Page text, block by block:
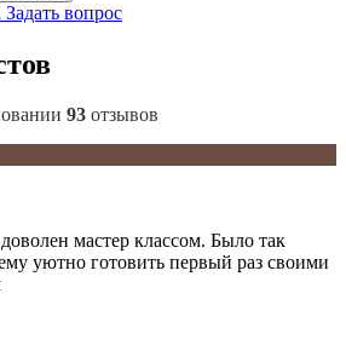
Задать вопрос
93 отзывов
мастер классом. Было так
уютно готовить первый раз своими